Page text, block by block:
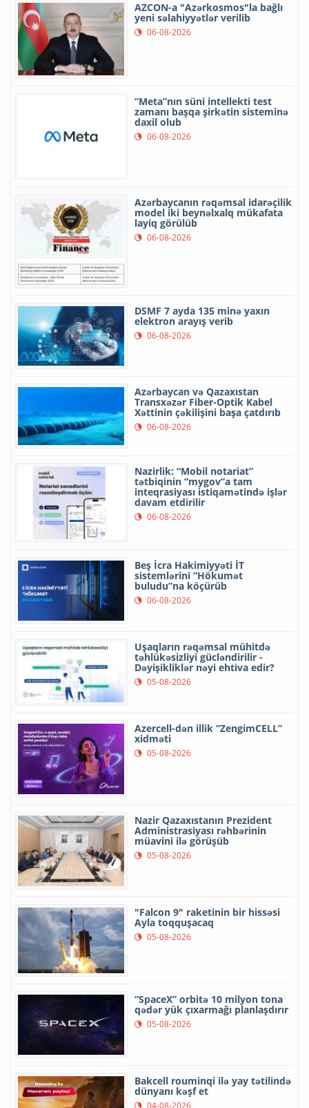
AZCON-a "Azərkosmos"la bağlı
yeni səlahiyyətlər verilib
06-08-2026
“Meta”nın süni intellekti test
zamanı başqa şirkətin sisteminə
daxil olub
06-08-2026
Azərbaycanın rəqəmsal idarəçilik
model iki beynəlxalq mükafata
layiq görülüb
06-08-2026
DSMF 7 ayda 135 minə yaxın
elektron arayış verib
06-08-2026
Azərbaycan və Qazaxıstan
Transxəzər Fiber-Optik Kabel
Xəttinin çəkilişini başa çatdırıb
06-08-2026
Nazirlik: “Mobil notariat”
tətbiqinin “mygov”a tam
inteqrasiyası istiqamətində işlər
davam etdirilir
06-08-2026
Beş İcra Hakimiyyəti İT
sistemlərini “Hökumət
buludu”na köçürüb
06-08-2026
Uşaqların rəqəmsal mühitdə
təhlükəsizliyi gücləndirilir -
Dəyişikliklər nəyi ehtiva edir?
05-08-2026
Azercell-dən illik “ZengimCELL”
xidməti
05-08-2026
Nazir Qazaxıstanın Prezident
Administrasiyası rəhbərinin
müavini ilə görüşüb
05-08-2026
"Falcon 9" raketinin bir hissəsi
Ayla toqquşacaq
05-08-2026
“SpaceX” orbitə 10 milyon tona
qədər yük çıxarmağı planlaşdırır
05-08-2026
Bakcell rouminqi ilə yay tətilində
dünyanı kəşf et
04-08-2026